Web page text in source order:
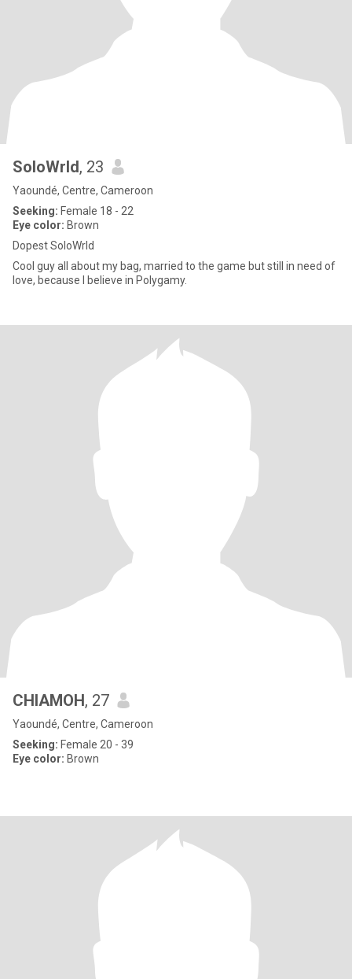
SoloWrld, 23
Yaoundé, Centre, Cameroon
Seeking: Female 18 - 22
Eye color: Brown
Dopest SoloWrld
Cool guy all about my bag, married to the game but still in need of
love, because I believe in Polygamy.
CHIAMOH, 27
Yaoundé, Centre, Cameroon
Seeking: Female 20 - 39
Eye color: Brown